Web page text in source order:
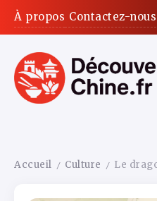
À propos Contactez-nous
Accueil / Culture / Le dragon chinois :